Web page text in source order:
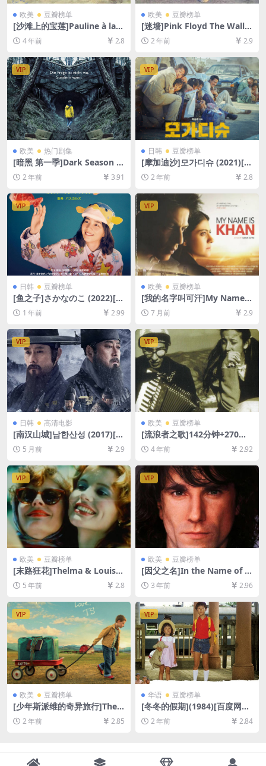
欧美 豆瓣榜单
[沙滩上的宝莲]Pauline à la p
lage (1983)[百度网盘+迅雷云
盘资源1080P超清未删减][MP
4/5GB][中文字幕]
4 年前 2.8
欧美 豆瓣榜单
[迷墙]Pink Floyd The Wall
(1982)[百度网盘+夸克网盘10
80P超清未删减资源][网盘在
线播放/下载][MP4/5.9GB][中
英字幕]
2 年前 2.9
VIP
欧美 热门剧集
[暗黑 第一季]Dark Season 1
(2017)[百度网盘+夸克网盘10
80P超清未删减资源][网盘在
文字幕]
2 年前 3.91
VIP
日韩 豆瓣榜单
[摩加迪沙]모가디슈 (2021)[百
度网盘+夸克网盘1080P超清
未删减资源][网盘在线播放/下
2 年前 2.8
VIP
日韩 豆瓣榜单
[鱼之子]さかなのこ (2022)[百
度网盘+夸克网盘1080P超清
未删减资源][网盘在线播放/下
载][MP4/9.9GB][中文字幕]
1 年前 2.99
VIP
欧美 豆瓣榜单
[我的名字叫可汗]My Name I
s Khan (2010)[百度网盘+夸
克网盘1080P超清未删减资源]
[网盘在线播放/下载][MP4/12
GB][中英字幕]
7 月前 2.9
VIP
日韩 高清电影
[南汉山城]남한산성 (2017)[百
度网盘+夸克网盘1080P超清
未删减资源][网盘在线播放/下
载][MP4/8.8GB][中文字幕]
5 月前 2.9
VIP
欧美 豆瓣榜单
[流浪者之歌]142分钟+270分
钟双版本 Дом за вешање
(1988)[百度网盘+迅雷云盘资
源1080P&DVD未删减][MP4/
8.7GB+2.8GB][中文字幕]
4 年前 2.92
VIP
欧美 豆瓣榜单
[末路狂花]Thelma & Louise
(1991)[百度网盘+夸克网盘资
源1080P超清未删减][MP4/8.
5 年前 2.8
VIP
欧美 豆瓣榜单
[因父之名]In the Name of t
he Father (1993)[百度网盘
+夸克网盘1080P超清未删减
4/8.4GB][中英字幕]
3 年前 2.96
VIP
欧美 豆瓣榜单
[少年斯派维的奇异旅行]The Y
oung and Prodigious T.S. S
pivet (2013)[百度网盘+夸克
2 年前 2.85
VIP
华语 豆瓣榜单
[冬冬的假期](1984)[百度网盘
+夸克网盘1080P超清未删减
资源][网盘在线播放/下载][MP
2 年前 2.84